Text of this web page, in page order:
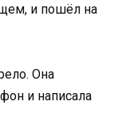
и пошёл на
Она
и написала